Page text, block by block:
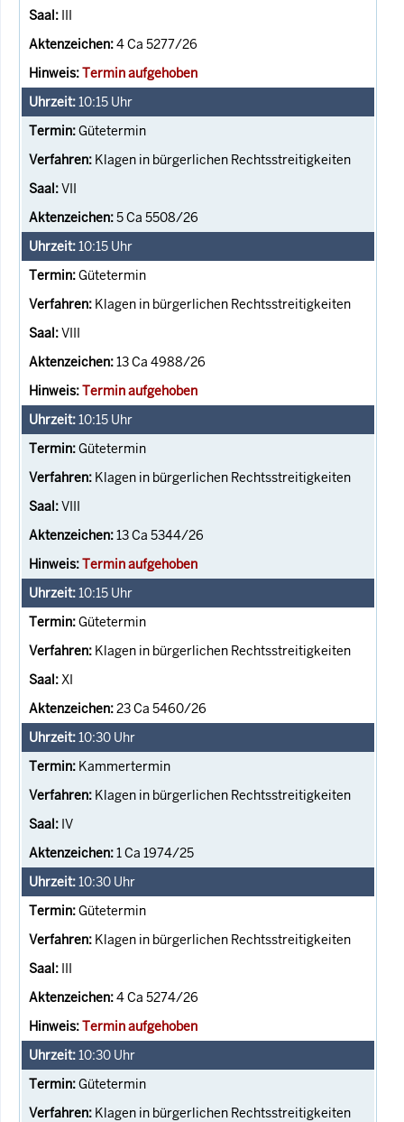
III
4 Ca 5277/26
Termin aufgehoben
10:15 Uhr
Gütetermin
Klagen in bürgerlichen Rechtsstreitigkeiten
VII
5 Ca 5508/26
10:15 Uhr
Gütetermin
Klagen in bürgerlichen Rechtsstreitigkeiten
VIII
13 Ca 4988/26
Termin aufgehoben
10:15 Uhr
Gütetermin
Klagen in bürgerlichen Rechtsstreitigkeiten
VIII
13 Ca 5344/26
Termin aufgehoben
10:15 Uhr
Gütetermin
Klagen in bürgerlichen Rechtsstreitigkeiten
XI
23 Ca 5460/26
10:30 Uhr
Kammertermin
Klagen in bürgerlichen Rechtsstreitigkeiten
IV
1 Ca 1974/25
10:30 Uhr
Gütetermin
Klagen in bürgerlichen Rechtsstreitigkeiten
III
4 Ca 5274/26
Termin aufgehoben
10:30 Uhr
Gütetermin
Klagen in bürgerlichen Rechtsstreitigkeiten